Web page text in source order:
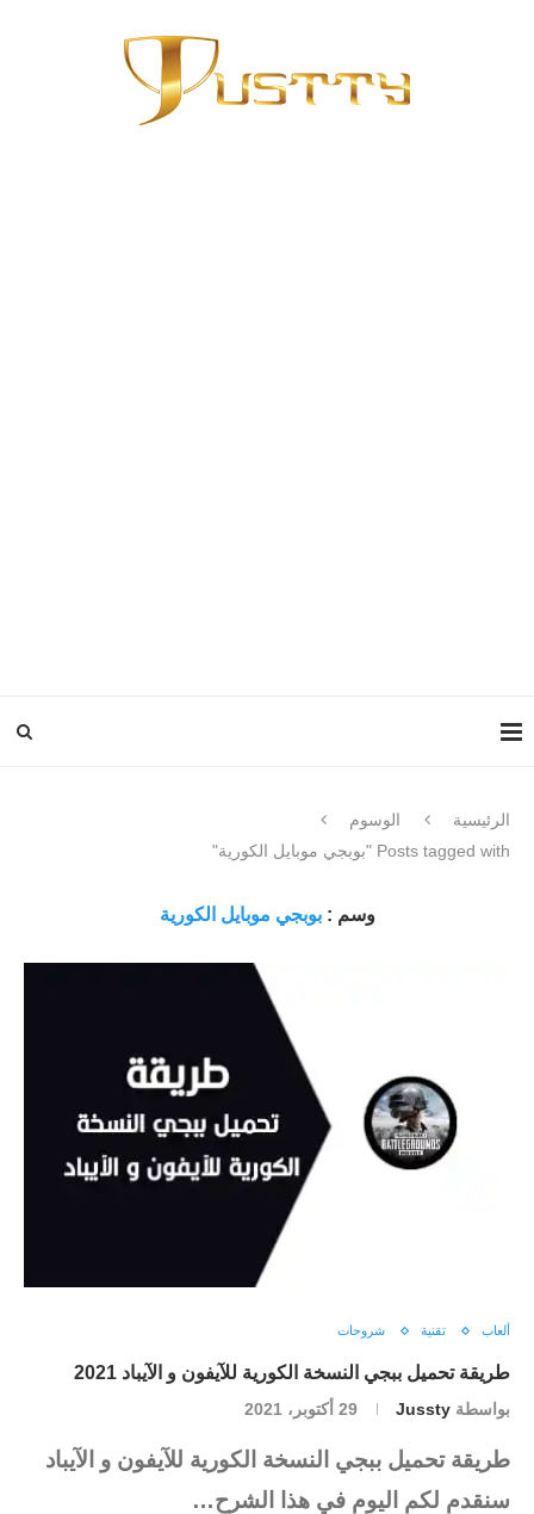
الرئيسية
الوسوم
Posts tagged with "بوبجي موبايل الكورية"
وسم :بوبجي موبايل الكورية
ألعاب تقنية شروحات
طريقة تحميل ببجي النسخة الكورية للآيفون و الآيباد 2021
بواسطة Jussty 29 أكتوبر، 2021
طريقة تحميل ببجي النسخة الكورية للآيفون و الآيباد
سنقدم لكم اليوم في هذا الشرح…